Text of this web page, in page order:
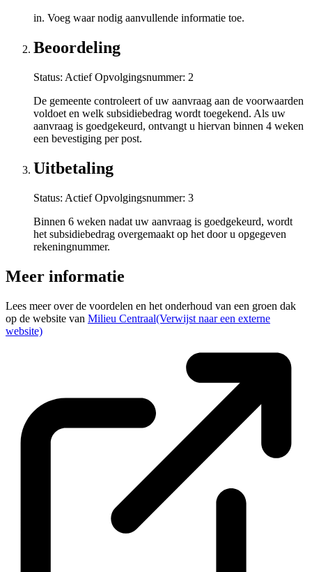
in. Voeg waar nodig aanvullende informatie toe.
Beoordeling
Status: ActiefOpvolgingsnummer: 2
De gemeente controleert of uw aanvraag aan de voorwaarden
voldoet en welk subsidiebedrag wordt toegekend. Als uw
aanvraag is goedgekeurd, ontvangt u hiervan binnen 4 weken
een bevestiging per post.
Uitbetaling
Status: ActiefOpvolgingsnummer: 3
Binnen 6 weken nadat uw aanvraag is goedgekeurd, wordt
het subsidiebedrag overgemaakt op het door u opgegeven
rekeningnummer.
Meer informatie
Lees meer over de voordelen en het onderhoud van een groen dak
op de website van Milieu Centraal(Verwijst naar een externe
website)